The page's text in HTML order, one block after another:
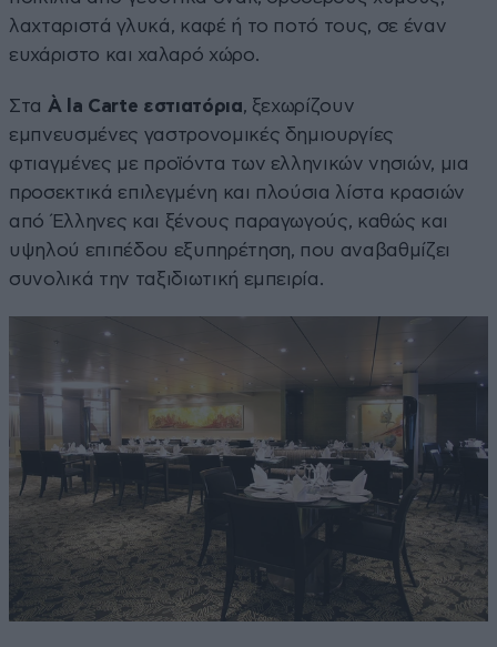
λαχταριστά γλυκά, καφέ ή το ποτό τους, σε έναν
ευχάριστο και χαλαρό χώρο.
Στα À la Carte εστιατόρια, ξεχωρίζουν
εμπνευσμένες γαστρονομικές δημιουργίες
φτιαγμένες με προϊόντα των ελληνικών νησιών, μια
προσεκτικά επιλεγμένη και πλούσια λίστα κρασιών
από Έλληνες και ξένους παραγωγούς, καθώς και
υψηλού επιπέδου εξυπηρέτηση, που αναβαθμίζει
συνολικά την ταξιδιωτική εμπειρία.